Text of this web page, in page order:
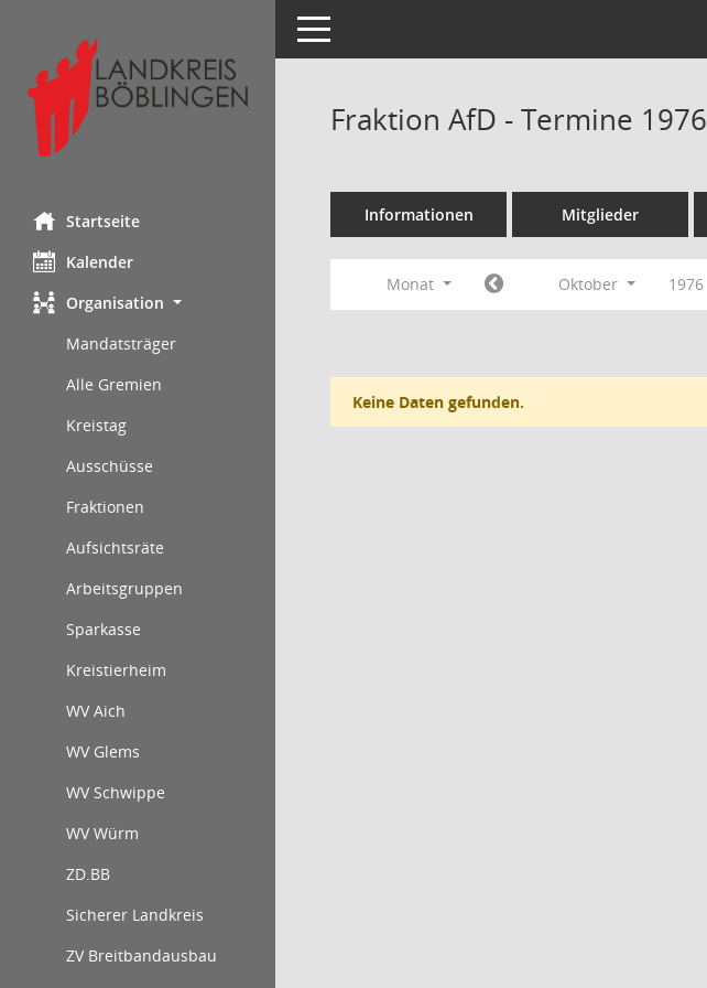
Startseite
Kalender
Organisation
Mandatsträger
Alle Gremien
Kreistag
Ausschüsse
Fraktionen
Aufsichtsräte
Arbeitsgruppen
Sparkasse
Kreistierheim
WV Aich
WV Glems
WV Schwippe
WV Würm
ZD.BB
Sicherer Landkreis
ZV Breitbandausbau
Toggle navigation
Fraktion AfD - Termine 1976
Informationen Mitglieder
Monat Oktober 1976
Keine Daten gefunden.